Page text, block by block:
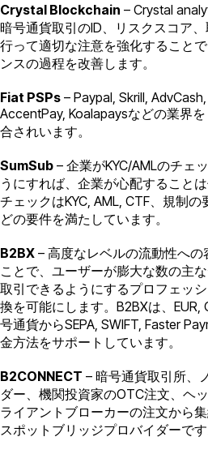
Crystal Blockchain – Crystal
暗号通貨取引のID、リスクスコア
行って適切な注意を強化すること
ンスの過程を改善します。
Fiat PSPs – Paypal, Skrill, AdvCash,
AccentPay, Koalapaysなどの業界
合されいます。
SumSub – 企業がKYC/AMLのチェ
うにすれば、企業が心配すること
チェックはKYC, AML, CTF、規制
どの要件を満たしています。
B2BX – 高度なレベルの流動性へ
ことで、ユーザーが膨大な数の主
取引できるようにするプロフェッ
換を可能にします。B2BXは、EUR,
号通貨からSEPA, SWIFT, Faster
金方法をサポートしています。
B2CONNECT – 暗号通貨取引所、
ダー、機関投資家のOTC注文、ヘ
ライアントブローカーの注文から
スポットブリッジプロバイダーです